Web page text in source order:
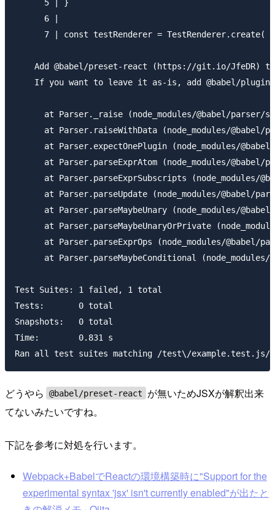
      5 | }
      6 |
      7 | const testRenderer = TestRenderer.create(
Add @babel/preset-react (https://git.io/JfeDR)
If you want to leave it as-is, add @babel/
at Parser._raise (node_modules/@babel/parser/
at Parser.raiseWithData (node_modules/@babel/
at Parser.expectOnePlugin (node_modules/
at Parser.parseExprAtom (node_modules/@babel/
at Parser.parseExprSubscripts (node_modules/
at Parser.parseUpdate (node_modules/@babel/
at Parser.parseMaybeUnary (node_modules/
at Parser.parseMaybeUnaryOrPrivate
at Parser.parseExprOps (node_modules/@babel/
at Parser.parseMaybeConditional
Test Suites: 1 failed, 1 total
Tests:       0 total
Snapshots:   0 total
Time:        0.831 s
どうやら @babel/preset-react
が無いためJSXが解釈出来
てないみたいですね。
下記を参考に対処を行います。
Webpack+BabelでReactの環境構築時に"Support for the
experimental syntax 'jsx' isn't currently enabled"が出たと